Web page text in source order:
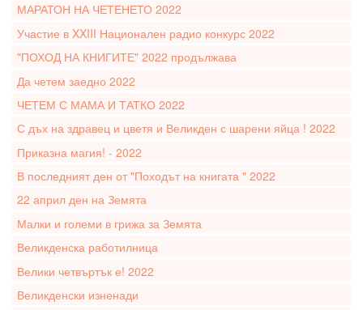
МАРАТОН НА ЧЕТЕНЕТО 2022
Участие в XXIII Национален радио конкурс 2022
"ПОХОД НА КНИГИТЕ" 2022 продължава
Да четем заедно 2022
ЧЕТЕМ С МАМА И ТАТКО 2022
С дъх на здравец и цветя и Великден с шарени яйца ! 2022
Приказна магия! - 2022
В последният ден от "Походът на книгата " 2022
22 април ден на Земята
Малки и големи в грижа за Земята
Великденска работилница
Велики четвъртък е! 2022
Великденски изненади